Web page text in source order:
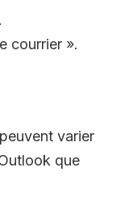
courrier ».
varier
que